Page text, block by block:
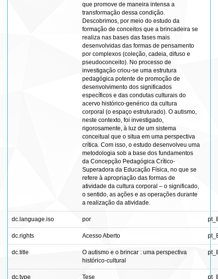
que promove de maneira intensa a
transformação dessa condição.
Descobrimos, por meio do estudo da
formação de conceitos que a brincadeira se
realiza nas bases das fases mais
desenvolvidas das formas de pensamento
por complexos (coleção, cadeia, difuso e
pseudoconceito). No processo de
investigação criou-se uma estrutura
pedagógica potente de promoção de
desenvolvimento dos significados
específicos e das condutas culturais do
acervo histórico-genérico da cultura
corporal (o espaço estruturado). O autismo,
neste contexto, foi investigado,
rigorosamente, à luz de um sistema
conceitual que o situa em uma perspectiva
crítica. Com isso, o estudo desenvolveu uma
metodologia sob a base dos fundamentos
da Concepção Pedagógica Crítico-
Superadora da Educação Física, no que se
refere à apropriação das formas de
atividade da cultura corporal – o significado,
o sentido, as ações e as operações durante
a realização da atividade.
dc.language.iso por
dc.rights Acesso Aberto
dc.title
O autismo e o brincar : uma perspectiva
histórico-cultural
dc.type Tese